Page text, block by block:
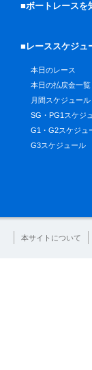
■ボートレースを
■レーススケジュ
本日のレース
本日の払戻金一覧
月間スケジュール
SG・PG1スケジ
G1・G2スケジュ
G3スケジュール
本サイトについて